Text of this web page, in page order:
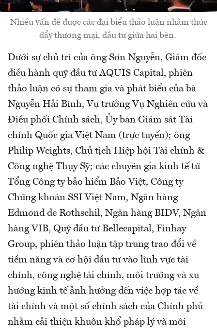
Nhiều vấn đề được các đại biểu thảo luận nhằm thúc
đẩy thương mại, đầu tư giữa hai bên.
Dưới sự chủ trì của ông Sơn Nguyễn, Giám đốc
điều hành quỹ đầu tư AQUIS Capital, phiên
thảo luận có sự tham gia và phát biểu của bà
Nguyễn Hải Bình, Vụ trưởng Vụ Nghiên cứu và
Điều phối Chính sách, Ủy ban Giám sát Tài
chính Quốc gia Việt Nam (trực tuyến); ông
Philip Weights, Chủ tịch Hiệp hội Tài chính &
Công nghệ Thụy Sỹ; các chuyên gia kinh tế từ
Tổng Công ty bảo hiểm Bảo Việt, Công ty
Chứng khoán SSI Việt Nam, Ngân hàng
Edmond de Rothschil, Ngân hàng BIDV, Ngân
hàng VIB, Quỹ đầu tư Bellecapital, Finhay
Group, phiên thảo luận tập trung trao đổi về
tiềm năng và cơ hội đầu tư vào lĩnh vực tài
chính, công nghệ tài chính, môi trường và xu
hướng kinh tế ảnh hưởng đến việc hợp tác về
tài chính và một số chính sách của Chính phủ
nhằm cải thiện khuôn khổ pháp lý và môi